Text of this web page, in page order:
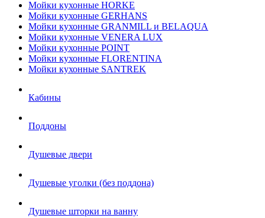
Мойки кухонные HORKE
Мойки кухонные GERHANS
Мойки кухонные GRANMILL и BELAQUA
Мойки кухонные VENERA LUX
Мойки кухонные POINT
Мойки кухонные FLORENTINA
Мойки кухонные SANTREK
Кабины
Поддоны
Душевые двери
Душевые уголки (без поддона)
Душевые шторки на ванну